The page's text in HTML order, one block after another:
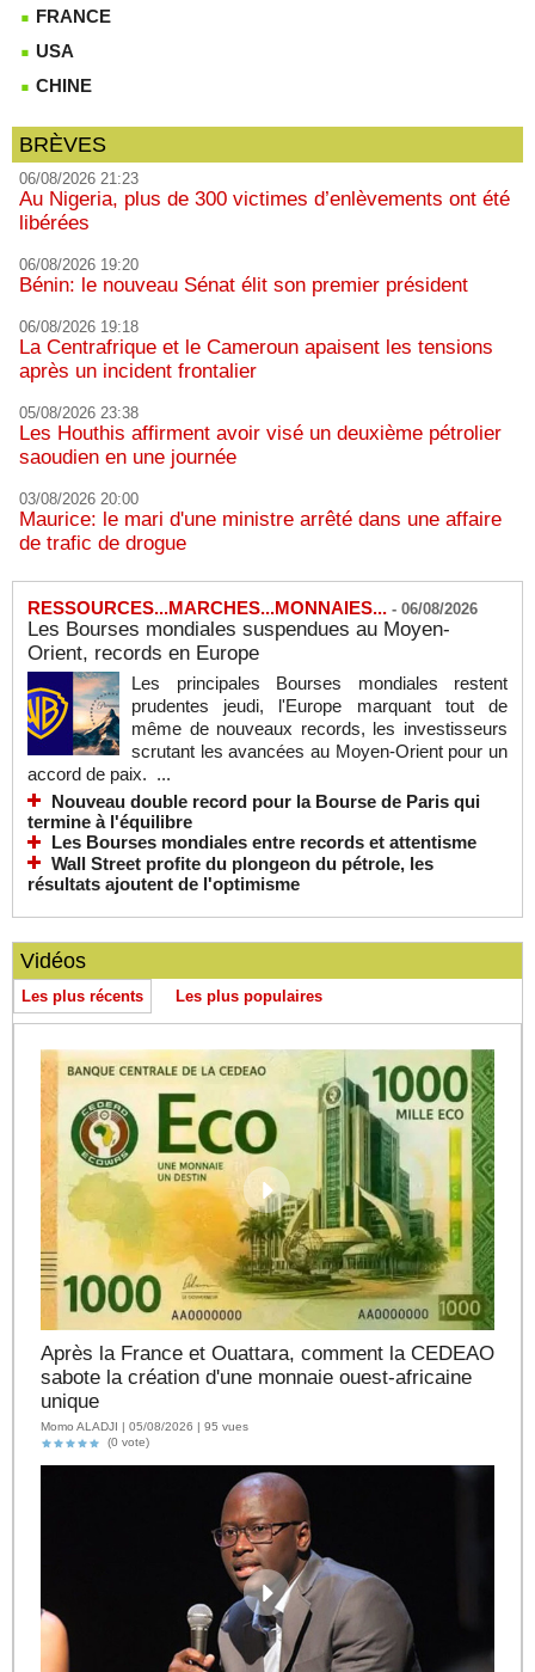
FRANCE
USA
CHINE
BRÈVES
06/08/2026 21:23
Au Nigeria, plus de 300 victimes d’enlèvements ont été
libérées
06/08/2026 19:20
Bénin: le nouveau Sénat élit son premier président
06/08/2026 19:18
La Centrafrique et le Cameroun apaisent les tensions
après un incident frontalier
05/08/2026 23:38
Les Houthis affirment avoir visé un deuxième pétrolier
saoudien en une journée
03/08/2026 20:00
Maurice: le mari d'une ministre arrêté dans une affaire
de trafic de drogue
RESSOURCES...MARCHES...MONNAIES... - 06/08/2026
Les Bourses mondiales suspendues au Moyen-
Orient, records en Europe
Les principales Bourses mondiales restent
prudentes jeudi, l'Europe marquant tout de
même de nouveaux records, les investisseurs
scrutant les avancées au Moyen-Orient pour un
accord de paix. ...
Nouveau double record pour la Bourse de Paris qui
termine à l'équilibre
Les Bourses mondiales entre records et attentisme
Wall Street profite du plongeon du pétrole, les
résultats ajoutent de l'optimisme
Vidéos
Les plus récents Les plus populaires
Après la France et Ouattara, comment la CEDEAO
sabote la création d'une monnaie ouest-africaine
unique
Momo ALADJI | 05/08/2026 | 95 vues
(0 vote)